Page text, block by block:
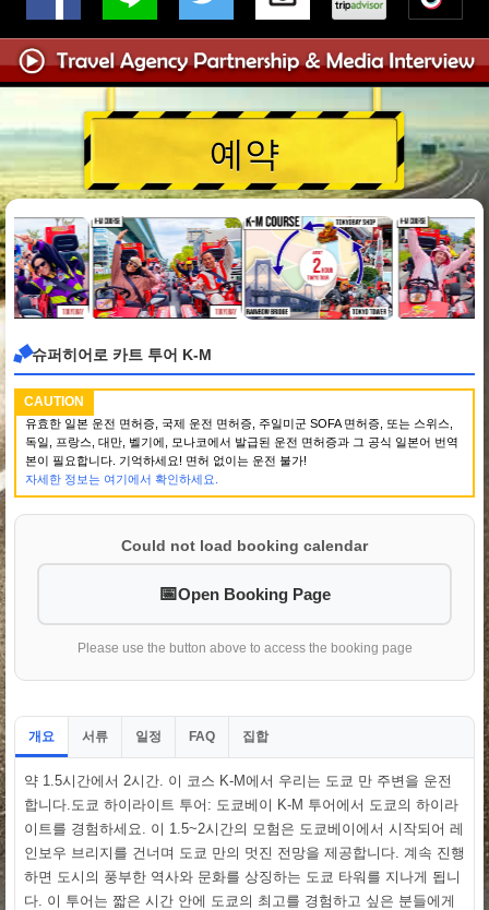
예약
슈퍼히어로 카트 투어 K-M
CAUTION
유효한 일본 운전 면허증, 국제 운전 면허증, 주일미군 SOFA 면허증, 또는 스위스,
독일, 프랑스, 대만, 벨기에, 모나코에서 발급된 운전 면허증과 그 공식 일본어 번역
본이 필요합니다. 기억하세요! 면허 없이는 운전 불가!
자세한 정보는 여기에서 확인하세요.
Could not load booking calendar
Open Booking Page
Please use the button above to access the booking page
개요 서류 일정 FAQ 집합
약 1.5시간에서 2시간. 이 코스 K-M에서 우리는 도쿄 만 주변을 운전
합니다.도쿄 하이라이트 투어: 도쿄베이 K-M 투어에서 도쿄의 하이라
이트를 경험하세요. 이 1.5~2시간의 모험은 도쿄베이에서 시작되어 레
인보우 브리지를 건너며 도쿄 만의 멋진 전망을 제공합니다. 계속 진행
하면 도시의 풍부한 역사와 문화를 상징하는 도쿄 타워를 지나게 됩니
다. 이 투어는 짧은 시간 안에 도쿄의 최고를 경험하고 싶은 분들에게